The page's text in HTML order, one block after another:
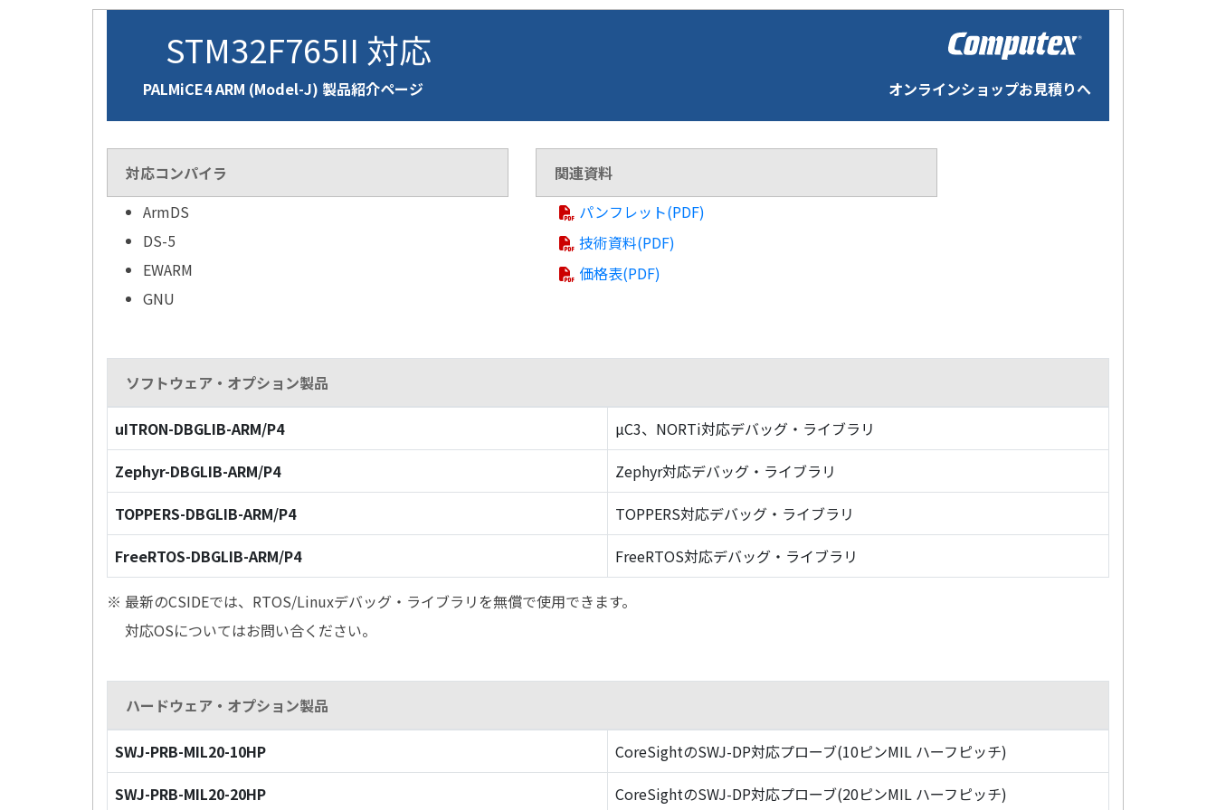
STM32F765II 対応
PALMiCE4 ARM (Model-J) 製品紹介ページ オンラインショップお見積りへ
対応コンパイラ
ArmDS
DS-5
EWARM
GNU
関連資料
パンフレット(PDF)
技術資料(PDF)
価格表(PDF)
ソフトウェア・オプション製品
uITRON-DBGLIB-ARM/P4
µC3、NORTi対応デバッグ・ライブラリ
Zephyr-DBGLIB-ARM/P4
Zephyr対応デバッグ・ライブラリ
TOPPERS-DBGLIB-ARM/P4
TOPPERS対応デバッグ・ライブラリ
FreeRTOS-DBGLIB-ARM/P4
FreeRTOS対応デバッグ・ライブラリ
※ 最新のCSIDEでは、RTOS/Linuxデバッグ・ライブラリを無償で使用できます。
対応OSについてはお問い合ください。
ハードウェア・オプション製品
SWJ-PRB-MIL20-10HP
CoreSightのSWJ-DP対応プローブ(10ピンMIL ハーフピッチ)
SWJ-PRB-MIL20-20HP
CoreSightのSWJ-DP対応プローブ(20ピンMIL ハーフピッチ)